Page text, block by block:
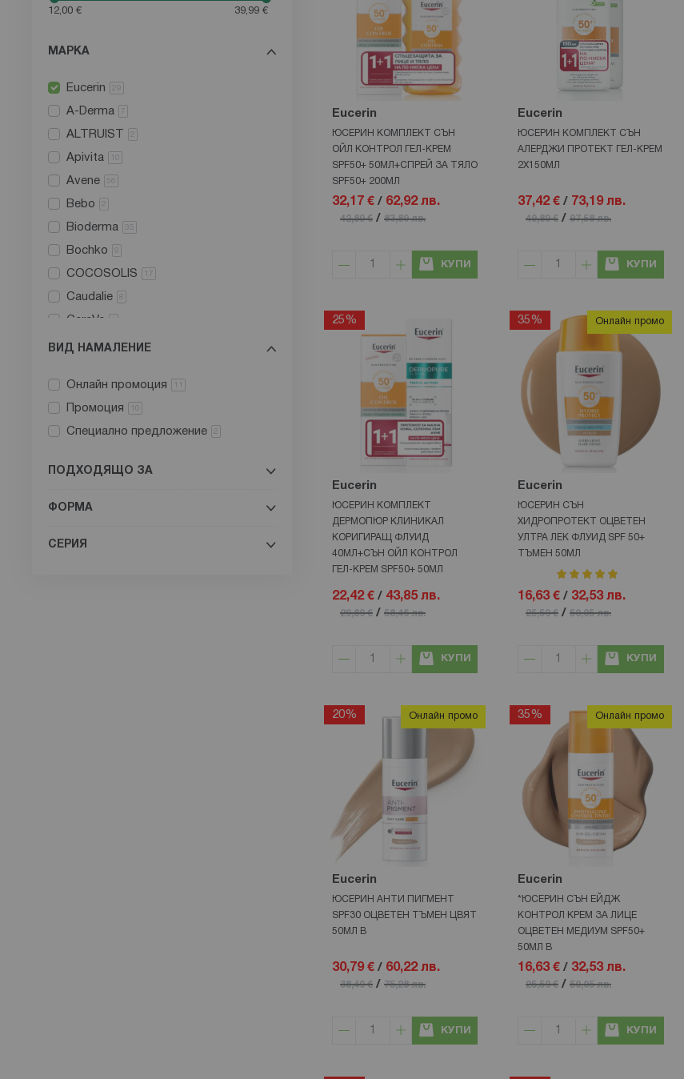
Eucerin
ЮСЕРИН КОМПЛЕКТ СЪН
ОЙЛ КОНТРОЛ ГЕЛ-КРЕМ
SPF50+ 50МЛ+СПРЕЙ ЗА ТЯЛО
SPF50+ 200МЛ
32,17 € / 62,92 лв.
42,89 € / 83,89 лв.
КУПИ
Eucerin
ЮСЕРИН КОМПЛЕКТ СЪН
АЛЕРДЖИ ПРОТЕКТ ГЕЛ-КРЕМ
2Х150МЛ
37,42 € / 73,19 лв.
49,89 € /97,58 лв.
КУПИ
25%
Eucerin
ЮСЕРИН КОМПЛЕКТ
ДЕРМОПЮР КЛИНИКАЛ
КОРИГИРАЩ ФЛУИД
40МЛ+СЪН ОЙЛ КОНТРОЛ
ГЕЛ-КРЕМ SPF50+ 50МЛ
22,42 € / 43,85 лв.
29,89 € / 58,46 лв.
КУПИ
35% Онлайн промо
Eucerin
ЮСЕРИН СЪН
ХИДРОПРОТЕКТ ОЦВЕТЕН
УЛТРА ЛЕК ФЛУИД SPF 50+
ТЪМЕН 50МЛ
рейтинг:
16,63 € / 32,53 лв.
25,59 € /50,05 лв.
КУПИ
20% Онлайн промо
Eucerin
ЮСЕРИН АНТИ ПИГМЕНТ
SPF30 ОЦВЕТЕН ТЪМЕН ЦВЯТ
50МЛ В
30,79 € / 60,22 лв.
38,49 € / 75,28 лв.
КУПИ
35% Онлайн промо
Eucerin
*ЮСЕРИН СЪН ЕЙДЖ
КОНТРОЛ КРЕМ ЗА ЛИЦЕ
ОЦВЕТЕН МЕДИУМ SPF50+
50МЛ В
16,63 € / 32,53 лв.
25,59 € /50,05 лв.
КУПИ
12,00 € 39,99 €
МАРКА
A-Derma 7
ALTRUIST 2
Apivita 10
Avene 56
Bebo 2
Bioderma 35
Bochko 9
COCOSOLIS 17
Caudalie 8
CeraVe
Ducray 5
Esthederm 8
Eucerin 29
Filorga 4
Garnier 4
ISDIN
ВИД НАМАЛЕНИЕ
Онлайн промоция 11
Промоция 10
Специално предложение 2
ПОДХОДЯЩО ЗА
ФОРМА
СЕРИЯ